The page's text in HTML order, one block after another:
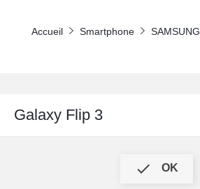
Accueil Smartphone SAMSUNG
Galaxy Flip 3
 OK